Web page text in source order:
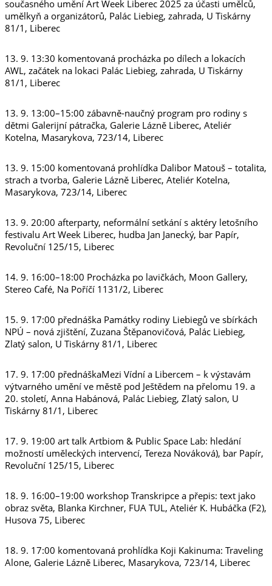
současného umění Art Week Liberec 2025 za účasti umělců,
umělkyň a organizátorů, Palác Liebieg, zahrada, U Tiskárny
81/1, Liberec
13. 9. 13:30 komentovaná procházka po dílech a lokacích
AWL, začátek na lokaci Palác Liebieg, zahrada, U Tiskárny
81/1, Liberec
13. 9. 13:00–15:00 zábavně-naučný program pro rodiny s
dětmi Galerijní pátračka, Galerie Lázně Liberec, Ateliér
Kotelna, Masarykova, 723/14, Liberec
13. 9. 15:00 komentovaná prohlídka Dalibor Matouš – totalita,
strach a tvorba, Galerie Lázně Liberec, Ateliér Kotelna,
Masarykova, 723/14, Liberec
13. 9. 20:00 afterparty, neformální setkání s aktéry letošního
festivalu Art Week Liberec, hudba Jan Janecký, bar Papír,
Revoluční 125/15, Liberec
14. 9. 16:00–18:00 Procházka po lavičkách, Moon Gallery,
Stereo Café, Na Poříčí 1131/2, Liberec
15. 9. 17:00 přednáška Památky rodiny Liebiegů ve sbírkách
NPÚ – nová zjištění, Zuzana Štěpanovičová, Palác Liebieg,
Zlatý salon, U Tiskárny 81/1, Liberec
17. 9. 17:00 přednáškaMezi Vídní a Libercem – k výstavám
výtvarného umění ve městě pod Ještědem na přelomu 19. a
20. století, Anna Habánová, Palác Liebieg, Zlatý salon, U
Tiskárny 81/1, Liberec
17. 9. 19:00 art talk Artbiom & Public Space Lab: hledání
možností uměleckých intervencí, Tereza Nováková), bar Papír,
Revoluční 125/15, Liberec
18. 9. 16:00–19:00 workshop Transkripce a přepis: text jako
obraz světa, Blanka Kirchner, FUA TUL, Ateliér K. Hubáčka (F2),
Husova 75, Liberec
18. 9. 17:00 komentovaná prohlídka Koji Kakinuma: Traveling
Alone, Galerie Lázně Liberec, Masarykova, 723/14, Liberec